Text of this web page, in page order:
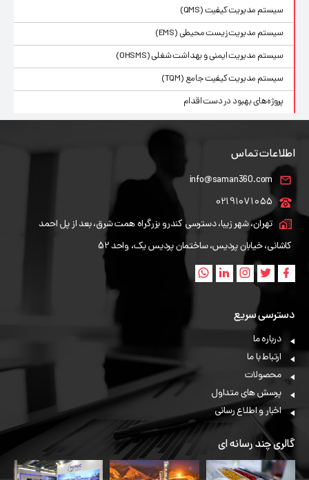
سیستم مدیریت کیفیت (QMS)
سیستم مدیریت زیست محیطی (EMS)
سیستم مدیریت ایمنی و بهداشت شغلی (OHSMS)
سیستم مدیریت کیفیت جامع (TQM)
پروژه‌های بهبود در دست اقدام
اطلاعات تماس
info@saman360.com
02191071055
تهران، شهر زیبا، دسترسی کندرو بزرگراه همت شرق، بعد از پل احمد
کاشانی، خیابان پردیس، ساختمان پردیس یک، واحد 52
دسترسی سریع
درباره ما
ارتباط با ما
محصولات
پرسش های متداول
اخبار و اطلاع رسانی
گالری چند رسانه ای